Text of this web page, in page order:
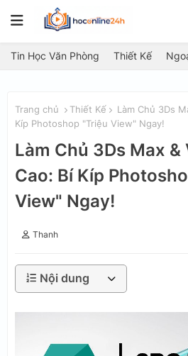
Tin Học Văn Phòng Thiết Kế
Trang chủ Thiết Kế
Làm Chủ 3Ds
Kíp Photoshop "Triệu View" Ngay!
Làm Chủ 3Ds Max &
Cao: Bí Kíp
View" Ngay!
Thanh
Nội dung